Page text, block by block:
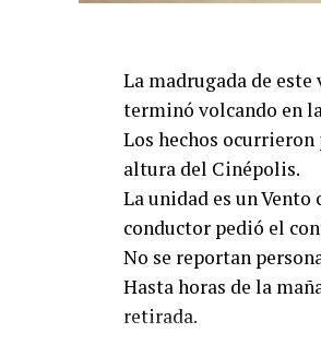
La madrugada de
terminó volcando en
Los hechos
altura del Cinépolis.
La unidad es un
conductor pedió el
No se reportan
Hasta horas de la
retirada.